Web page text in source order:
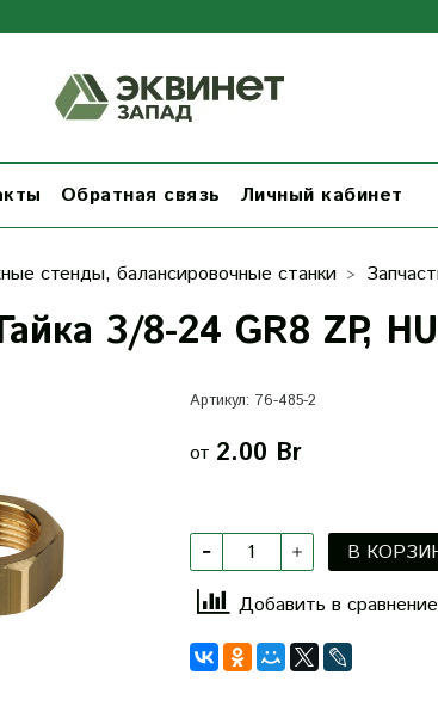
Обратная связь Личный кабинет
стенды, балансировочные станки
3/8-24 GR8 ZP,
Артикул: 76-485-2
от 2.00 Br
В
Добавить в сравнение